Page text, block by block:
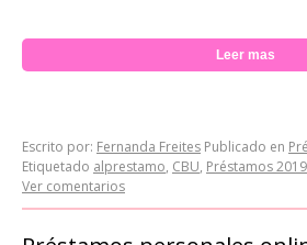
Leer mas
Escrito por: Fernanda Freites Publicado en
Etiquetado alprestamo, CBU, Préstamos 2019
Ver comentarios